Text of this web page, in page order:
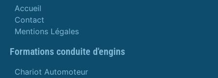
Accueil
Contact
Mentions Légales
Formations conduite d'engins
Chariot Automoteur